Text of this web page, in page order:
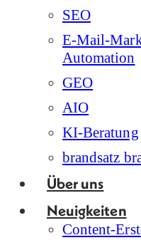
SEO
E-Mail-
Automation
GEO
AIO
KI-Beratung
brandsatz
Über uns
Neuigkeiten
Content-